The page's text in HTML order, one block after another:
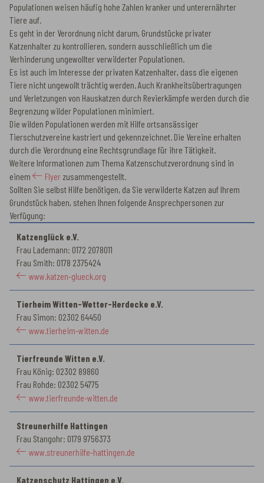
Populationen weisen häufig hohe Zahlen kranker und unterernährter
Tiere auf.
Es geht in der Verordnung nicht darum, Grundstücke privater
Katzenhalter zu kontrollieren, sondern ausschließlich um die
Verhinderung ungewollter verwilderter Populationen.
Es ist auch im Interesse der privaten Katzenhalter, dass die eigenen
Tiere nicht ungewollt trächtig werden. Auch Krankheitsübertragungen
und Verletzungen von Hauskatzen durch Revierkämpfe werden durch die
Begrenzung wilder Populationen minimiert.
Die wilden Populationen werden mit Hilfe ortsansässiger
Tierschutzvereine kastriert und gekennzeichnet. Die Vereine erhalten
durch die Verordnung eine Rechtsgrundlage für ihre Tätigkeit.
Weitere Informationen zum Thema Katzenschutzverordnung sind in
einem
Flyer zusammengestellt.
Sollten Sie selbst Hilfe benötigen, da Sie verwilderte Katzen auf Ihrem
Grundstück haben, stehen Ihnen folgende Ansprechpersonen zur
Verfügung:
Katzenglück e.V.
Frau Lademann: 0172 2078011
Frau Smith: 0178 2375424
www.katzen-glueck.org
Tierheim Witten-Wetter-Herdecke e.V.
Frau Simon: 02302 64450
www.tierheim-witten.de
Tierfreunde Witten e.V.
Frau König: 02302 89860
Frau Rohde: 02302 54775
www.tierfreunde-witten.de
Streunerhilfe Hattingen
Frau Stangohr: 0179 9756373
www.streunerhilfe-hattingen.de
Katzenschutz Hattingen e.V.